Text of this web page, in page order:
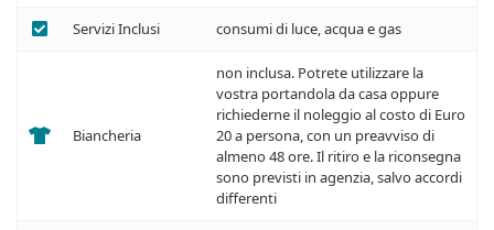
Servizi Inclusi consumi di luce, acqua e gas
Biancheria
non inclusa. Potrete utilizzare la
vostra portandola da casa oppure
richiederne il noleggio al costo di Euro
20 a persona, con un preavviso di
almeno 48 ore. Il ritiro e la riconsegna
sono previsti in agenzia, salvo accordi
differenti